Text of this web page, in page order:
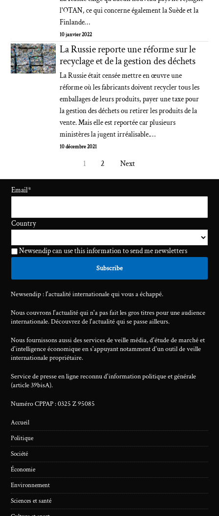
l'OTAN, ce qui concerne également la Suède et la
Finlande…
10 janvier 2022
La Russie reporte une réforme sur le
recyclage et de la gestion des déchets
La Russie était censée mettre en œuvre une
réforme où les fabricants doivent recycler tous les
emballages de leurs produits, payer une taxe pour
la gestion des déchets ou retirer les produits de la
vente. Mais elle est reportée car plusieurs
ministères la jugent irréalisable.…
10 décembre 2021
1 2 Next
Email*
Country
Newsendip can use this information to send me newsletters
Newsendip : l'actualité internationale qui vous a échappé.
Nous couvrons l'actualité qui n'a pas fait les gros titres pour une audience
internationale. Découvrez de l'actualité qui se passe ailleurs.
Nous fournissons aussi des services de veille média, d'étude de marché et
d'intelligence économique en s'appuyant notamment d'un outil de veille
internationale propriétaire.
Service de presse en ligne reconnu d'information politique et générale
(article 39bisA).
Numéro CPPAP : 0325 Z 95085
Accueil
Politique
Société
Économie
Environnement
Sciences et santé